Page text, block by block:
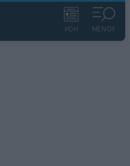
ΡΟΗ ΜΕΝΟΥ